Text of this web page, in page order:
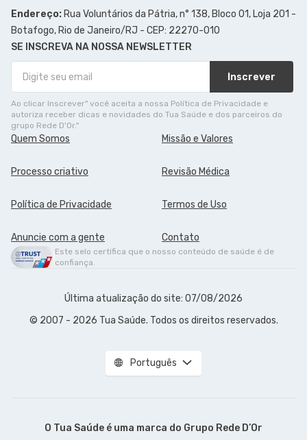
Endereço: Rua Voluntários da Pátria, n° 138, Bloco 01, Loja 201 -
Botafogo, Rio de Janeiro/RJ - CEP: 22270-010
SE INSCREVA NA NOSSA NEWSLETTER
Inscrever
Ao clicar Inscrever" você aceita a nossa Política de Privacidade e
autoriza receber dicas e novidades do Tua Saúde e dos parceiros do
grupo Rede D'Or."
Quem Somos Missão e Valores
Processo criativo Revisão Médica
Política de Privacidade Termos de Uso
Anuncie com a gente Contato
Este selo certifica que o nosso conteúdo de saúde é de
confiança.
Última atualização do site: 07/08/2026
© 2007 - 2026 Tua Saúde. Todos os direitos reservados.
Português
O Tua Saúde é uma marca do Grupo Rede D’Or